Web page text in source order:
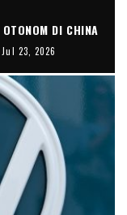
DI CHINA
Jul 23, 2026